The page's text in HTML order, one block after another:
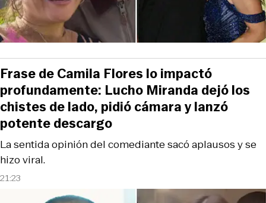
21:23
La sentida opinión del comediante sacó aplausos y se
hizo viral.
Frase de Camila Flores lo impactó
profundamente: Lucho Miranda dejó los
chistes de lado, pidió cámara y lanzó
potente descargo